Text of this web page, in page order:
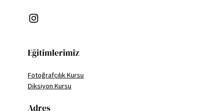
Instagram
Eğitimlerimiz
Fotoğrafçılık Kursu
Diksiyon Kursu
Adres